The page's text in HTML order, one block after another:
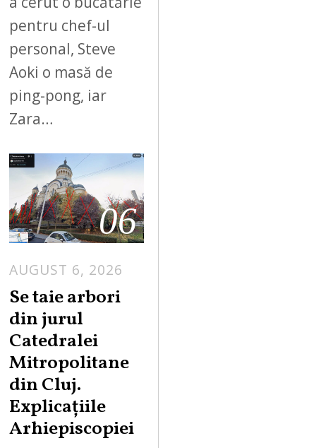
pentru chef-ul
personal, Steve
Aoki o masă de
ping-pong, iar
Zara…
06
AUGUST 6, 2026
Se taie arbori
din jurul
Catedralei
Mitropolitane
din Cluj.
Explicațiile
Arhiepiscopiei